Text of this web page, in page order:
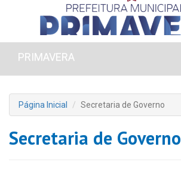
PRIMAVERA
Página Inicial Secretaria de Governo
Secretaria de Governo